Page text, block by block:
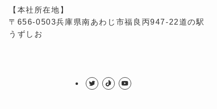
【本社所在地】
〒656-0503兵庫県南あわじ市福良丙947-22道の駅
うずしお